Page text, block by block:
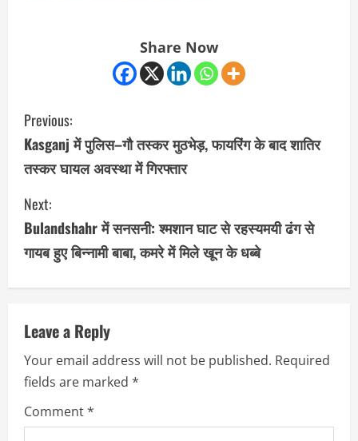
Share Now
C
o
n
t
i
n
e
R
e
Previous:
Kasganj में पुलिस–गौ तस्कर मुठभेड़, फायरिंग के बाद शातिर
तस्कर घायल अवस्था में गिरफ्तार
Next:
Bulandshahr में सनसनी: श्मशान घाट से रहस्यमयी ढंग से
गायब हुए बिन्नामी बाबा, कमरे में मिले खून के धब्बे
Leave a Reply
Your email address will not be published. Required
fields are marked *
Comment*